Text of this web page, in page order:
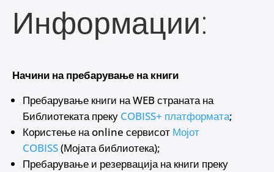
Информации:
Начини на пребарување на книги
Пребарување книги на WEB страната на
Библиотеката преку COBISS+ платформата;
Користење на online сервисот Мојот
COBISS(Мојата библиотека);
Пребарување и резервација на книги преку